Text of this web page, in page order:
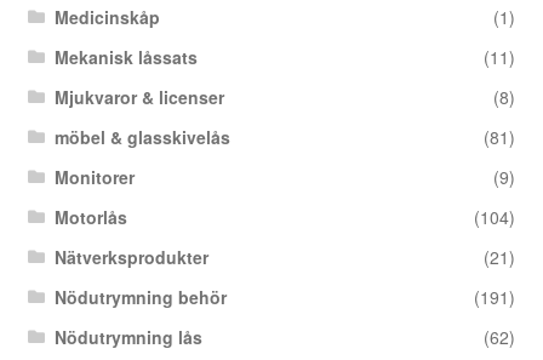
Medicinskåp
(1)
Mekanisk låssats
(11)
Mjukvaror & licenser
(8)
möbel & glasskivelås
(81)
Monitorer
(9)
Motorlås
(104)
Nätverksprodukter
(21)
Nödutrymning behör
(191)
Nödutrymning lås
(62)